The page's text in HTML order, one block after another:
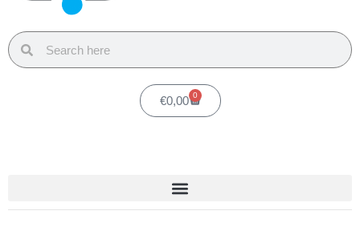
€0,00 0